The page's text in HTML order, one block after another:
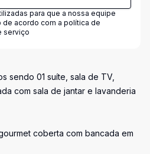
para que a nossa equipe
de acordo com a política de
serviço
sendo 01 suíte, sala de TV,
com sala de jantar e lavanderia
coberta com bancada em